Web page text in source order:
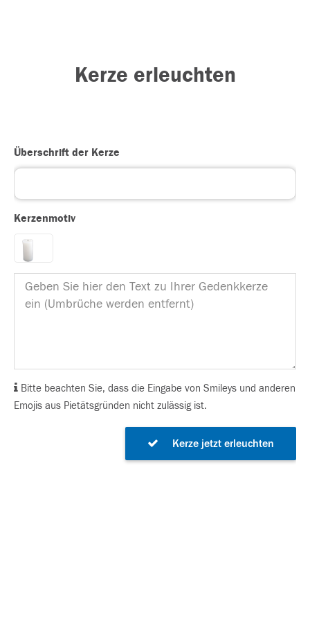
Kerze erleuchten
Überschrift der Kerze
Kerzenmotiv
Bitte beachten Sie, dass die Eingabe von Smileys und anderen
Emojis aus Pietätsgründen nicht zulässig ist.
Kerze jetzt erleuchten